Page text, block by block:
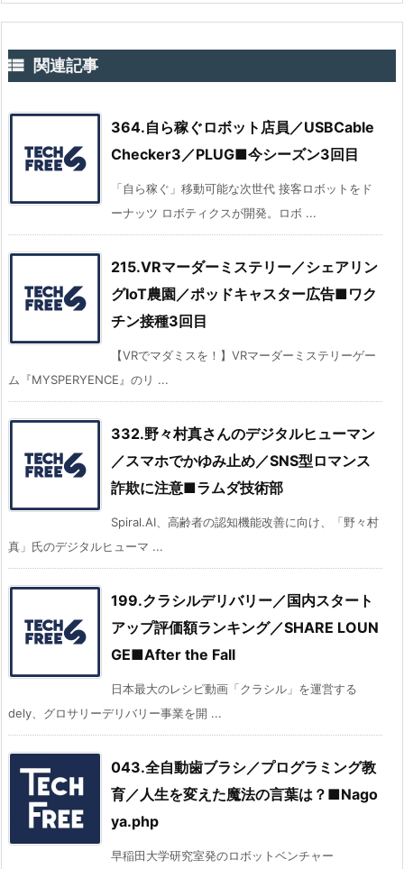
 関連記事
364.自ら稼ぐロボット店員／USBCable
Checker3／PLUG■今シーズン3回目
「自ら稼ぐ」移動可能な次世代 接客ロボットをド
ーナッツ ロボティクスが開発。ロボ ...
215.VRマーダーミステリー／シェアリン
グIoT農園／ポッドキャスター広告■ワク
チン接種3回目
【VRでマダミスを！】VRマーダーミステリーゲー
ム『MYSPERYENCE』のリ ...
332.野々村真さんのデジタルヒューマン
／スマホでかゆみ止め／SNS型ロマンス
詐欺に注意■ラムダ技術部
Spiral.AI、高齢者の認知機能改善に向け、「野々村
真」氏のデジタルヒューマ ...
199.クラシルデリバリー／国内スタート
アップ評価額ランキング／SHARE LOUN
GE■After the Fall
日本最大のレシピ動画「クラシル」を運営する
dely、グロサリーデリバリー事業を開 ...
043.全自動歯ブラシ／プログラミング教
育／人生を変えた魔法の言葉は？■Nago
ya.php
早稲田大学研究室発のロボットベンチャー